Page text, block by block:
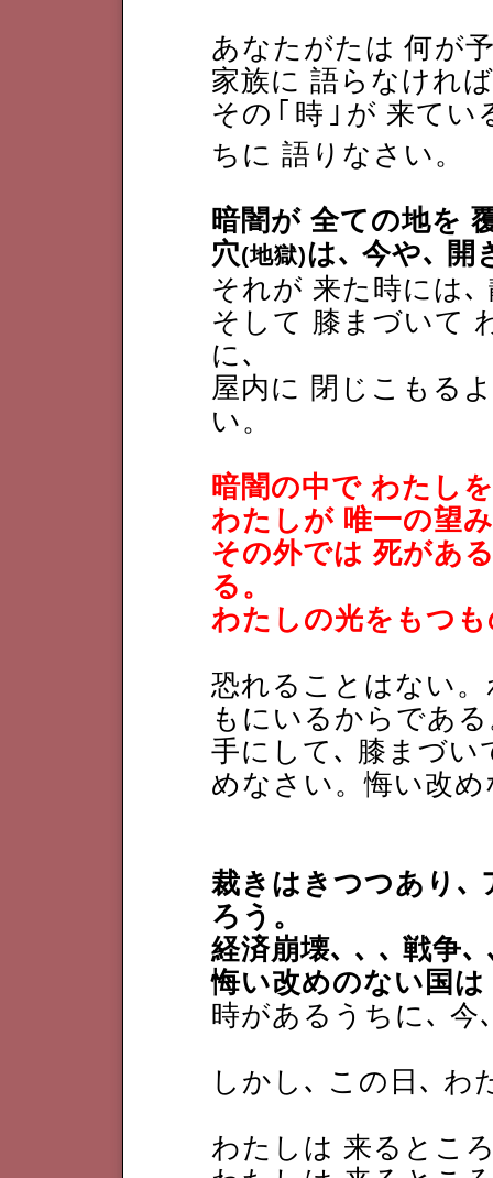
あなたがたは 何が
家族に 語らなけれ
その ｢ 時 ｣ が 来てい
ちに 語りなさい。
暗闇が 全ての地を
穴(地獄)は､ 今や､ 開
それが 来た時には
そして 膝まづいて
に､
屋内に 閉じこもる
い。
暗闇の中で わたし
わたしが 唯一の望
その外では 死があ
る。
わたしの光をもつ
恐れることはない
もにいるからであ
手にして､ 膝まづい
めなさい。悔い改
裁きはきつつあり､
ろう。
経済崩壊､ ､ ､ 戦争
悔い改めのない国
時があるうちに､
しかし､ この日､ わ
わたしは 来るとこ